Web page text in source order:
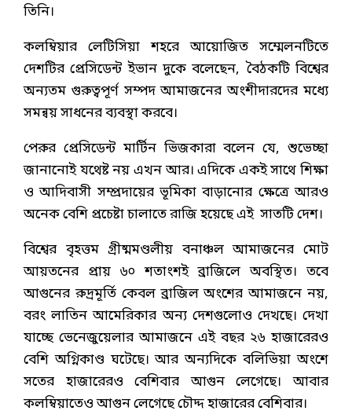
তিনি।
কলম্বিয়ার লেটিসিয়া শহরে আয়োজিত সম্মেলনটিতে
দেশটির প্রেসিডেন্ট ইভান দুকে বলেছেন, বৈঠকটি বিশ্বের
অন্যতম গুরুত্বপূর্ণ সম্পদ আমাজনের অংশীদারদের মধ্যে
সমন্বয় সাধনের ব্যবস্থা করবে।
পেরুর প্রেসিডেন্ট মার্টিন ভিজকারা বলেন যে, শুভেচ্ছা
জানানোই যথেষ্ট নয় এখন আর। এদিকে একই সাথে শিক্ষা
ও আদিবাসী সম্প্রদায়ের ভূমিকা বাড়ানোর ক্ষেত্রে আরও
অনেক বেশি প্রচেষ্টা চালাতে রাজি হয়েছে এই সাতটি দেশ।
বিশ্বের বৃহত্তম গ্রীষ্মমণ্ডলীয় বনাঞ্চল আমাজনের মোট
আয়তনের প্রায় ৬০ শতাংশই ব্রাজিলে অবস্থিত। তবে
আগুনের রুদ্রমূর্তি কেবল ব্রাজিল অংশের আমাজনে নয়,
বরং লাতিন আমেরিকার অন্য দেশগুলোও দেখছে। দেখা
যাচ্ছে ভেনেজুয়েলার আমাজনে এই বছর ২৬ হাজারেরও
বেশি অগ্নিকাণ্ড ঘটেছে। আর অন্যদিকে বলিভিয়া অংশে
সতের হাজারেরও বেশিবার আগুন লেগেছে। আবার
কলম্বিয়াতেও আগুন লেগেছে চৌদ্দ হাজারের বেশিবার।